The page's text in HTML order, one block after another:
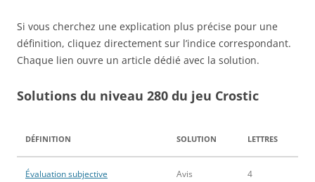
Si vous cherchez une explication plus précise pour une
définition, cliquez directement sur l’indice correspondant.
Chaque lien ouvre un article dédié avec la solution.
Solutions du niveau 280 du jeu Crostic
DÉFINITION SOLUTION LETTRES
Évaluation subjective Avis 4